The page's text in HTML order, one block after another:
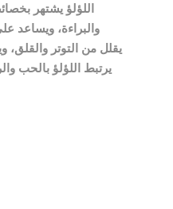
اللؤلؤ يشتهر
والبراءة، ويساعد
يقلل من التوتر
يرتبط اللؤلؤ بالحب